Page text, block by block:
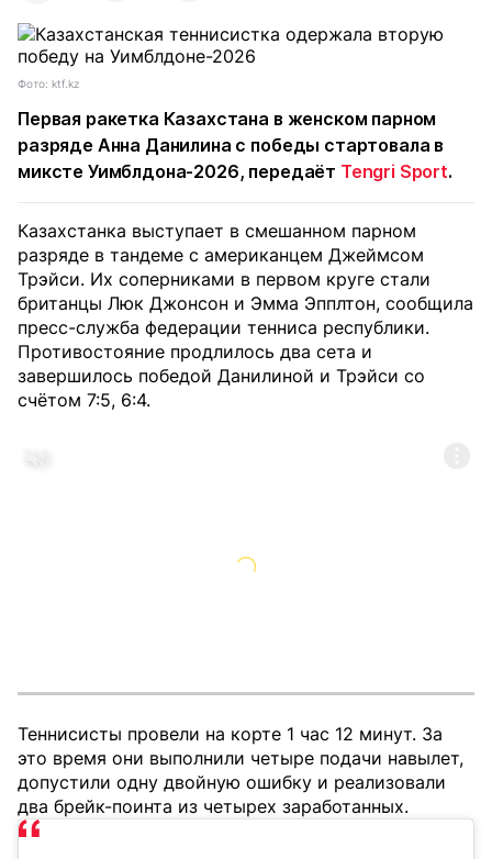
Фото: ktf.kz
Первая ракетка Казахстана в женском парном
разряде Анна Данилина с победы стартовала в
миксте Уимблдона-2026, передаёт Tengri Sport.
Казахстанка выступает в смешанном парном
разряде в тандеме с американцем Джеймсом
Трэйси. Их соперниками в первом круге стали
британцы Люк Джонсон и Эмма Эпплтон, сообщила
пресс-служба федерации тенниса республики.
Противостояние продлилось два сета и
завершилось победой Данилиной и Трэйси со
счётом 7:5, 6:4.
Теннисисты провели на корте 1 час 12 минут. За
это время они выполнили четыре подачи навылет,
допустили одну двойную ошибку и реализовали
два брейк-поинта из четырех заработанных.